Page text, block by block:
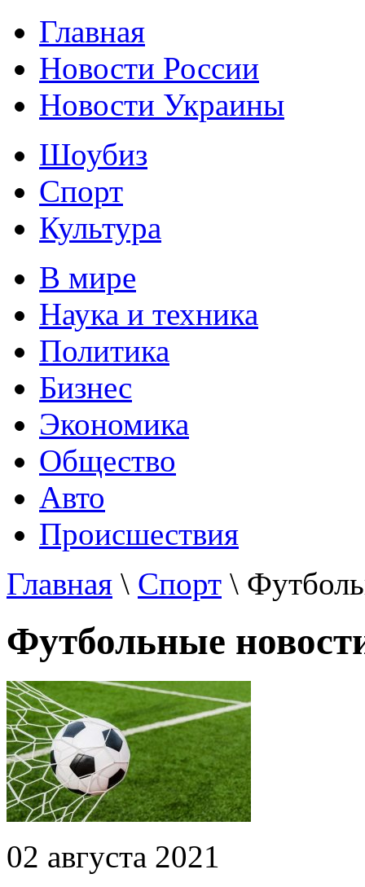
Главная
Новости России
Новости Украины
Шоубиз
Спорт
Культура
В мире
Наука и техника
Политика
Бизнес
Экономика
Общество
Авто
Происшествия
Главная \ Спорт \
Футбольные
02 августа 2021